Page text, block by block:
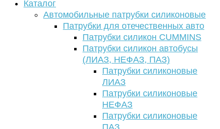
Каталог
Автомобильные патрубки силиконовые
Патрубки для отечественных авто
Патрубки силикон CUMMINS
Патрубки силикон автобусы
(ЛИАЗ, НЕФАЗ, ПАЗ)
Патрубки силиконовые
ЛИАЗ
Патрубки силиконовые
НЕФАЗ
Патрубки силиконовые
ПАЗ